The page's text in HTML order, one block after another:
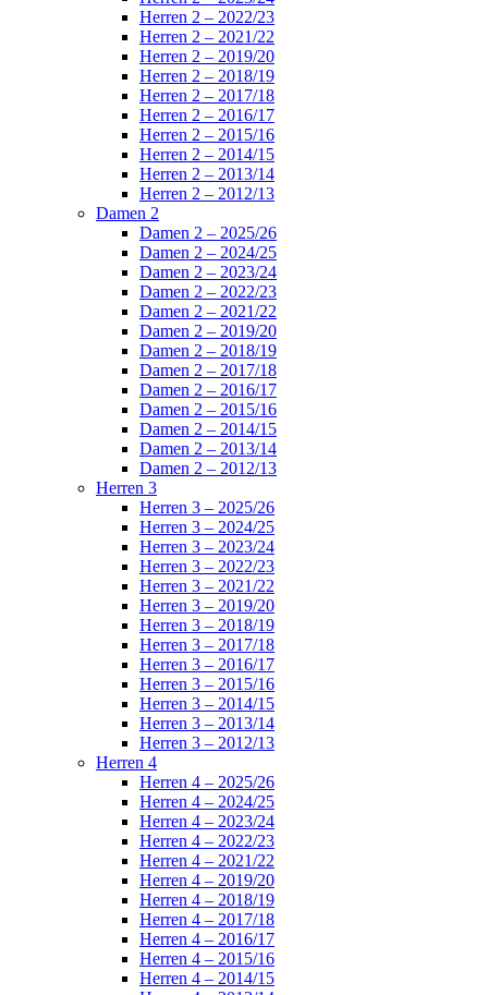
Herren 2 – 2022/23
Herren 2 – 2021/22
Herren 2 – 2019/20
Herren 2 – 2018/19
Herren 2 – 2017/18
Herren 2 – 2016/17
Herren 2 – 2015/16
Herren 2 – 2014/15
Herren 2 – 2013/14
Herren 2 – 2012/13
Damen 2
Damen 2 – 2025/26
Damen 2 – 2024/25
Damen 2 – 2023/24
Damen 2 – 2022/23
Damen 2 – 2021/22
Damen 2 – 2019/20
Damen 2 – 2018/19
Damen 2 – 2017/18
Damen 2 – 2016/17
Damen 2 – 2015/16
Damen 2 – 2014/15
Damen 2 – 2013/14
Damen 2 – 2012/13
Herren 3
Herren 3 – 2025/26
Herren 3 – 2024/25
Herren 3 – 2023/24
Herren 3 – 2022/23
Herren 3 – 2021/22
Herren 3 – 2019/20
Herren 3 – 2018/19
Herren 3 – 2017/18
Herren 3 – 2016/17
Herren 3 – 2015/16
Herren 3 – 2014/15
Herren 3 – 2013/14
Herren 3 – 2012/13
Herren 4
Herren 4 – 2025/26
Herren 4 – 2024/25
Herren 4 – 2023/24
Herren 4 – 2022/23
Herren 4 – 2021/22
Herren 4 – 2019/20
Herren 4 – 2018/19
Herren 4 – 2017/18
Herren 4 – 2016/17
Herren 4 – 2015/16
Herren 4 – 2014/15